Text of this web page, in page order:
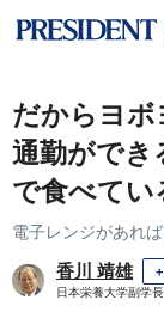
だからヨボ
通勤ができ
で食べてい
電子レンジがあれ
香川 靖雄
日本栄養大学副学長